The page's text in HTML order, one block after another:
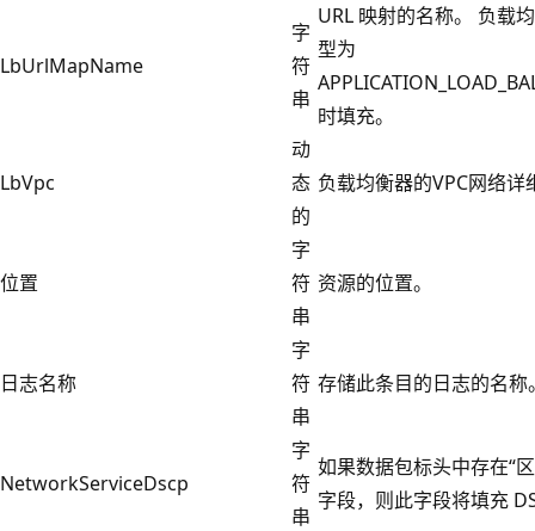
LbUrlMapName
字
符
串
URL 映射的名称。 负载
型为
时填充。
LbVpc
动
态
的
负载均衡器的VPC网络详
位置
字
符
串
资源的位置。
日志名称
字
符
串
存储此条目的日志的名称
NetworkServiceDscp
字
符
串
如果数据包标头中存在“
字段，则此字段将填充